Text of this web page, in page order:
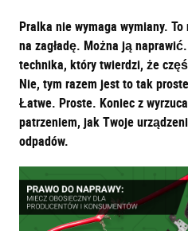
Pralka nie wymaga wymiany.
na zagładę. Można ją
technika, który twierdzi, że
Nie, tym razem jest to tak
Łatwe. Proste. Koniec z
patrzeniem, jak Twoje
odpadów.